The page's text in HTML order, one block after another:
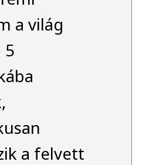
a világ
5
a felvett